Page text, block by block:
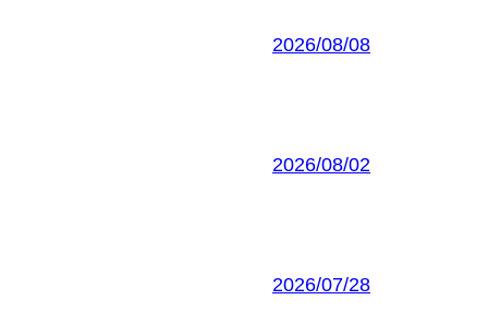
2026/08/08
2026/08/02
2026/07/28